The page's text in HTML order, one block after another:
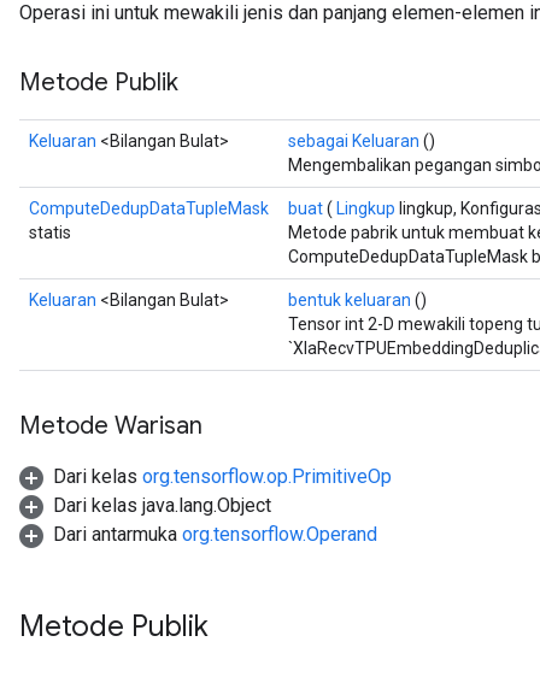
Operasi ini untuk mewakili jenis dan panjang elemen-elemen
Metode Publik
Keluaran <Bilangan Bulat> sebagai Keluaran ()
Mengembalikan pegangan
ComputeDedupDataTupleMask
statis
buat( Lingkup lingkup,
Metode pabrik untuk membuat
ComputeDedupDataTupleMask
Keluaran <Bilangan Bulat> bentuk keluaran ()
Tensor int 2-D mewakili topeng
Metode Warisan
Dari kelas org.tensorflow.op.PrimitiveOp
Dari kelas java.lang.Object
Dari antarmuka org.tensorflow.Operand
Metode Publik